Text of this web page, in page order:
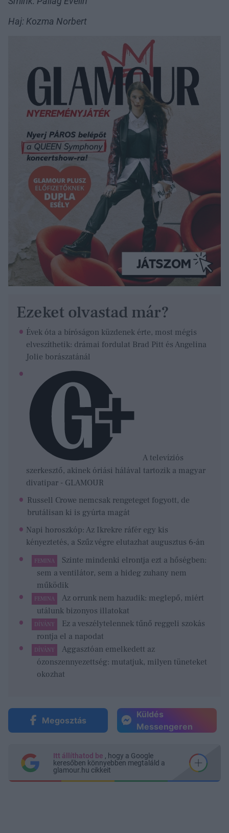
Haj: Kozma Norbert
Ezeket olvastad már?
Évek óta a bíróságon küzdenek érte, most mégis
elveszíthetik: drámai fordulat Brad Pitt és Angelina
Jolie borászatánál
A televíziós
szerkesztő, akinek óriási hálával tartozik a magyar
divatipar - GLAMOUR
Russell Crowe nemcsak rengeteget fogyott, de
brutálisan ki is gyúrta magát
Napi horoszkóp: Az Ikrekre ráfér egy kis
kényeztetés, a Szűz végre elutazhat augusztus 6-án
FEMINA
Szinte mindenki elrontja ezt a hőségben:
sem a ventilátor, sem a hideg zuhany nem
működik
FEMINA
Az orrunk nem hazudik: meglepő, miért
utálunk bizonyos illatokat
DÍVÁNY
Ez a veszélytelennek tűnő reggeli szokás
rontja el a napodat
DÍVÁNY
Aggasztóan emelkedett az
ózonszennyezettség: mutatjuk, milyen tüneteket
okozhat
Megosztás
Küldés
Messengeren
Itt állíthatod be , hogy a Google
keresőben könnyebben megtaláld a
glamour.hu cikkeit